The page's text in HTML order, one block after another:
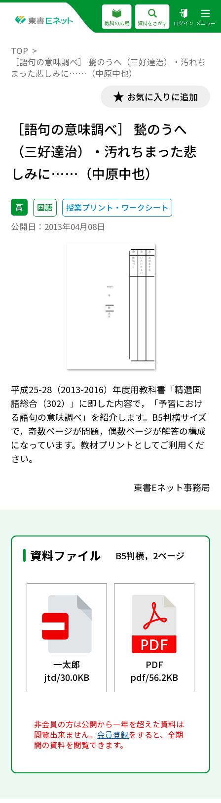
教科の広場 資料をさがす ログイン メニュー
TOP
［語句の意味調べ］ 甃のうへ（三好達治）・汚れち
まった悲しみに……（中原中也）
お気に入りに追加
［語句の意味調べ］ 甃のうへ
（三好達治）・汚れちまった悲
しみに……（中原中也）
高 国語 授業プリント・ワークシート
公開日： 2013年04月08日
平成25-28（2013-2016）年度用教科書「精選国
語総合（302）」に即した内容で，「予習におけ
る語句の意味調べ」を紹介します。B5判横サイズ
で，奇数ページが問題，偶数ページが解答の構成
になっています。教材プリントとしてご利用くだ
さい。
東書Eネット事務局
資料ファイル B5判横，2ページ
一太郎
jtd/30.0KB
PDF
pdf/56.2KB
非会員の方は公開から一年を超えた資料は
閲覧出来ません。会員登録をすると、全期
間の資料を閲覧できます。